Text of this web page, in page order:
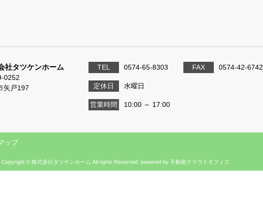
社タツケンホーム
0252
矢戸197
TEL 0574-65-8303 FAX 0574-42-6742
定休日 水曜日
営業時間 10:00 ～ 17:00
ップ
Copyright © 株式会社タツケンホーム All rights Reserved. powered by 不動産クラウドオフィス